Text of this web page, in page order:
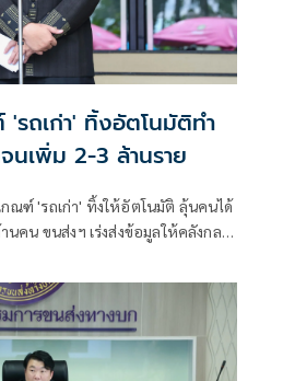
รถเก่า' ทิ้งอัตโนมัติทำ
นเพิ่ม 2-3 ล้านราย
ณฑ์ 'รถเก่า' ทิ้งให้อัตโนมัติ ลุ้นคนได้
คลังกลาง